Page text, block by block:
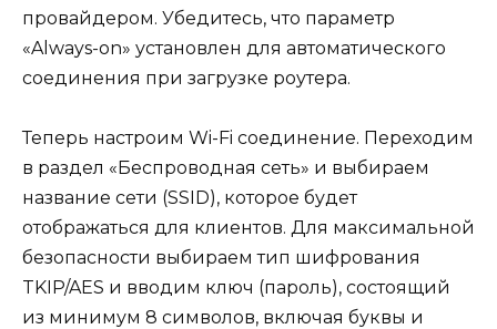
провайдером. Убедитесь, что параметр
«Always-on» установлен для автоматического
соединения при загрузке роутера.
Теперь настроим Wi-Fi соединение. Переходим
в раздел «Беспроводная сеть» и выбираем
название сети (SSID), которое будет
отображаться для клиентов. Для максимальной
безопасности выбираем тип шифрования
TKIP/AES и вводим ключ (пароль), состоящий
из минимум 8 символов, включая буквы и